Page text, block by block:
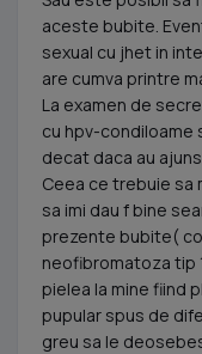
aceste bubite.
sexual cu jhet in
are cumva printre
La examen de
cu hpv-condiloame
decat daca au
Ceea ce trebuie sa
sa imi dau f bine
prezente bubite(
neofibromatoza tip
pielea la mine fiind
pupular spus de
greu sa le